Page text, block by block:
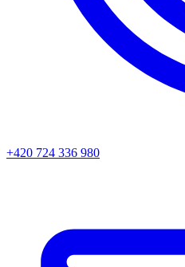
+420 724 336 980